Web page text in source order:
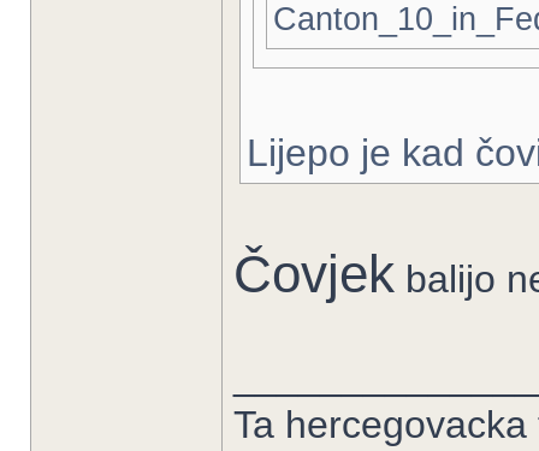
Lijepo je kad
Čovjek bаlijo
Ta